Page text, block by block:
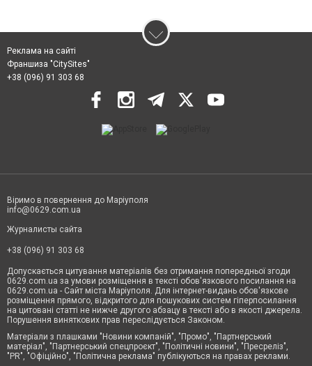
Реклама на сайті
Франшиза "CitySites"
+38 (096) 91 303 68
Віримо в повернення до Маріуполя
info@0629.com.ua
Журналисты сайта
+38 (096) 91 303 68
Допускається цитування матеріалів без отримання попередньої згоди
0629.com.ua за умови розміщення в тексті обов'язкового посилання на
0629.com.ua - Сайт міста Маріуполя. Для інтернет-видань обов'язкове
розміщення прямого, відкритого для пошукових систем гіперпосилання
на цитовані статті не нижче другого абзацу в тексті або в якості джерела.
Порушення виняткових прав переслідується Законом.
Матеріали з плашками "Новини компаній", "Промо", "Партнерський
матеріал", "Партнерський спецпроєкт", "Політичні новини", "Пресреліз",
"PR", "Офіційно", "Політична реклама" публікуються на правах реклами.